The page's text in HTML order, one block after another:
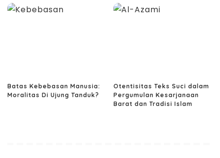
Batas Kebebasan Manusia:
Moralitas Di Ujung Tanduk?
Otentisitas Teks Suci dalam
Pergumulan Kesarjanaan
Barat dan Tradisi Islam